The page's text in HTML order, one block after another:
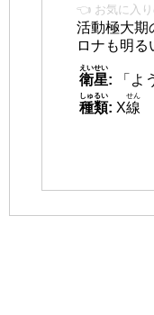
👈 お気に入り
活動極大期
ロナも明る
衛星
えいせい
:
「よ
種類
しゅるい
: X線
せん